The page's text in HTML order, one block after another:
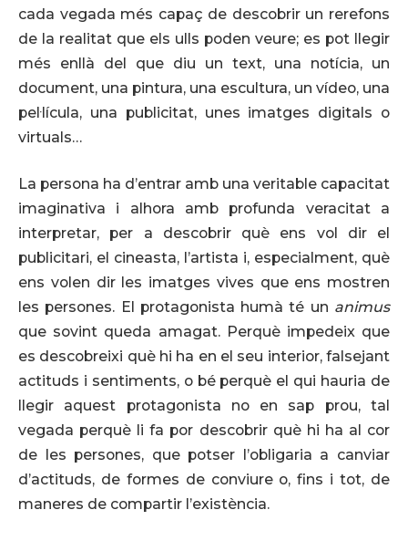
cada vegada més capaç de descobrir un rerefons
de la realitat que els ulls poden veure; es pot llegir
més enllà del que diu un text, una notícia, un
document, una pintura, una escultura, un vídeo, una
pel·lícula, una publicitat, unes imatges digitals o
virtuals…
La persona ha d’entrar amb una veritable capacitat
imaginativa i alhora amb profunda veracitat a
interpretar, per a descobrir què ens vol dir el
publicitari, el cineasta, l’artista i, especialment, què
ens volen dir les imatges vives que ens mostren
les persones. El protagonista humà té un animus
que sovint queda amagat. Perquè impedeix que
es descobreixi què hi ha en el seu interior, falsejant
actituds i sentiments, o bé perquè el qui hauria de
llegir aquest protagonista no en sap prou, tal
vegada perquè li fa por descobrir què hi ha al cor
de les persones, que potser l’obligaria a canviar
d’actituds, de formes de conviure o, fins i tot, de
maneres de compartir l’existència.